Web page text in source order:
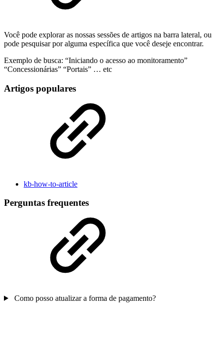
Você pode explorar as nossas sessões de artigos na barra lateral, ou
pode pesquisar por alguma específica que você deseje encontrar.
Exemplo de busca: “Iniciando o acesso ao monitoramento”
“Concessionárias” “Portais” … etc
Artigos populares
kb-how-to-article
Perguntas frequentes
Como posso atualizar a forma de pagamento?